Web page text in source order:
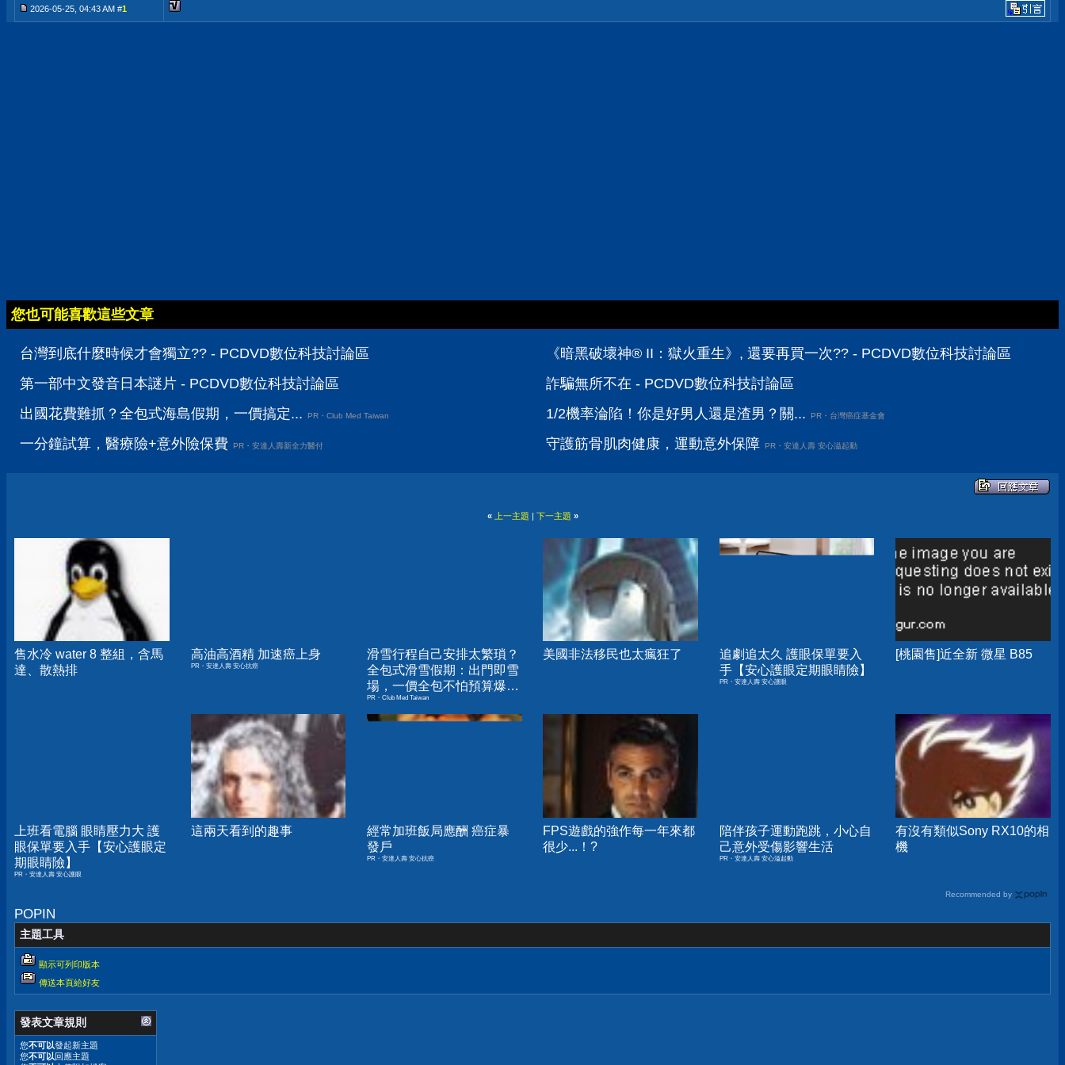
2026-05-25, 04:43 AM #1
您也可能喜歡這些文章
台灣到底什麼時候才會獨立?? - PCDVD數位科技討論區
第一部中文發音日本謎片 - PCDVD數位科技討論區
出國花費難抓？全包式海島假期，一價搞定...
PR・Club Med Taiwan
一分鐘試算，醫療險+意外險保費 PR・安達人壽新全力醫付
《暗黑破壞神® II：獄火重生》, 還要再買一次?? - PCDVD數位科技討論區
詐騙無所不在 - PCDVD數位科技討論區
1/2機率淪陷！你是好男人還是渣男？關...
PR・台灣癌症基金會
守護筋骨肌肉健康，運動意外保障 PR・安達人壽 安心溢起動
« 上一主題 | 下一主題 »
售水冷 water 8 整組，含馬
達、散熱排
高油高酒精 加速癌上身
PR・安達人壽 安心抗癌
滑雪行程自己安排太繁瑣？
全包式滑雪假期：出門即雪
場，一價全包不怕預算爆
表！
PR・Club Med Taiwan
美國非法移民也太瘋狂了
追劇追太久 護眼保單要入
手【安心護眼定期眼睛險】
PR・安達人壽 安心護眼
[桃園售]近全新 微星 B85
上班看電腦 眼睛壓力大 護
眼保單要入手【安心護眼定
期眼睛險】
PR・安達人壽 安心護眼
這兩天看到的趣事
經常加班飯局應酬 癌症暴
發戶
PR・安達人壽 安心抗癌
FPS遊戲的強作每一年來都
很少...！?
陪伴孩子運動跑跳，小心自
己意外受傷影響生活
PR・安達人壽 安心溢起動
有沒有類似Sony RX10的相
機
Recommended by
POPIN
主題工具
顯示可列印版本
傳送本頁給好友
發表文章規則
您不可以發起新主題
您不可以回應主題